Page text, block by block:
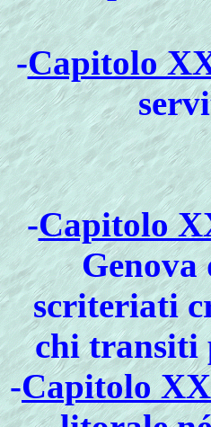
-Capitolo
-Capitolo
Genova
scriteriati
chi transiti
-Capitolo